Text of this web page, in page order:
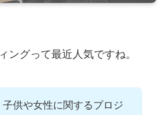
ングって最近人気ですね。
子供や女性に関するプロジ